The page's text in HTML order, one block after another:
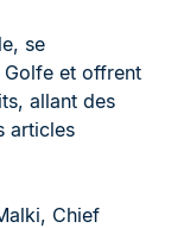
se
Golfe et offrent
allant des
articles
Chief